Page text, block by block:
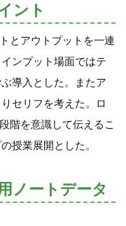
ント
とアウトプットを一連
ンプット場面ではテ
導入とした。またア
セリフを考えた。ロ
階を意識して伝えるこ
授業展開とした。
ノートデータ